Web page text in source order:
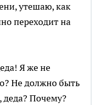
утешаю, как
переходит на
Я же не
Не должно быть
Почему?